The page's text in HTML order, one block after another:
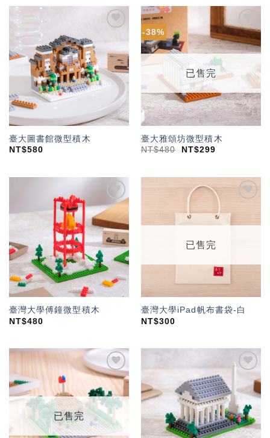
望輕
單」
臺大圖書館微型積木
NT$580
-38%
加入
「願
望輕
已售完
臺大雅頌坊微型積木
NT$480 NT$299
加入
望輕
單」
臺灣大學傅鐘微型積木
NT$480
望輕
已售完
臺灣大學iPad帆布書袋-白
NT$300
加入
「願
望輕
已售完
加入
「願
望輕
單」